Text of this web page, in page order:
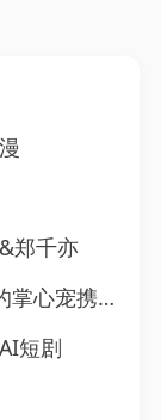
郑千亦
51集）AI短剧
短剧